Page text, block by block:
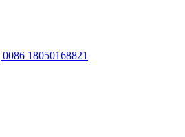
18050168821